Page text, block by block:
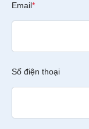
Email*
Số điện thoại